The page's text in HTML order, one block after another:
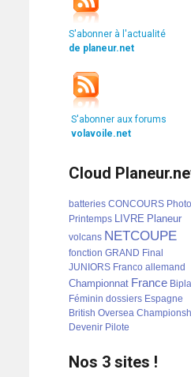
S'abonner à l'actualité
de planeur.net
S'abonner aux forums
volavoile.net
Cloud
batteries CONCOURS
Printemps LIVRE Planeur
volcans NETCOUPE
fonction GRAND Final
JUNIORS Franco allemand
Championnat France
Féminin dossiers Espagne
British Oversea
Devenir Pilote
Nos 3 sites !